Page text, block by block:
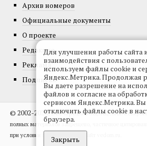
Архив номеров
Официальные документы
О проекте
Редакция
Реклама
Подписка
© 2002-2026, Все права защищены.
полных материалов запрещено, частичное
при условии гиперссылки на сайт vedom.ru.
Для улучшения работы сайта
взаимодействия с
используем файлы cookie и
Яндекс.Метрика. Продолжая
Вы даете разрешение на
файлов и согласие на
сервисом Яндекс.Метрика. Вы
отключить файлы cookie в
браузера.
Закрыть